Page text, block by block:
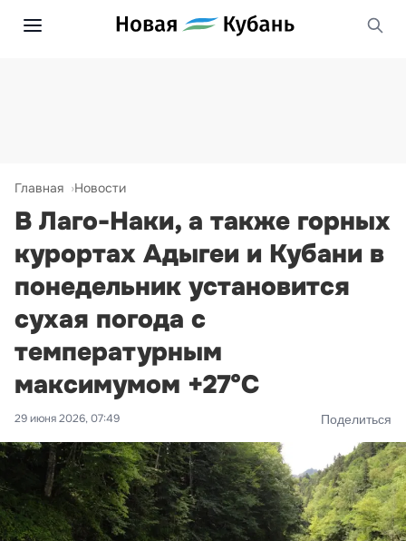
Главная Новости
В Лаго-Наки, а также горных
курортах Адыгеи и Кубани в
понедельник установится
сухая погода с
температурным
максимумом +27°С
29 июня 2026, 07:49 Поделиться